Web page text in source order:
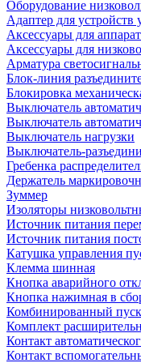
Оборудование
Адаптер для устройств
Аксессуары для
Аксессуары для
Арматура
Блок-линия
Блокировка
Выключатель
Выключатель
Выключатель нагрузки
Выключатель-
Гребенка
Держатель
Зуммер
Изоляторы
Источник питания
Источник питания
Катушка управления
Клемма шинная
Кнопка аварийного
Кнопка нажимная в
Комбинированный
Комплект
Контакт
Контакт